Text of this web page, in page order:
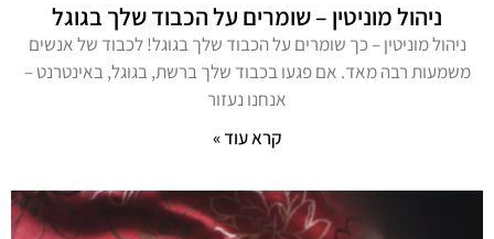
ניהול מוניטין – שומרים על הכבוד שלך בגוגל
ניהול מוניטין – כך שומרים על הכבוד שלך בגוגל! לכבוד של אנשים
משמעות רבה מאד. אם פגעו בכבוד שלך ברשת, בגוגל, באינטרנט –
אנחנו נעזור
קרא עוד »